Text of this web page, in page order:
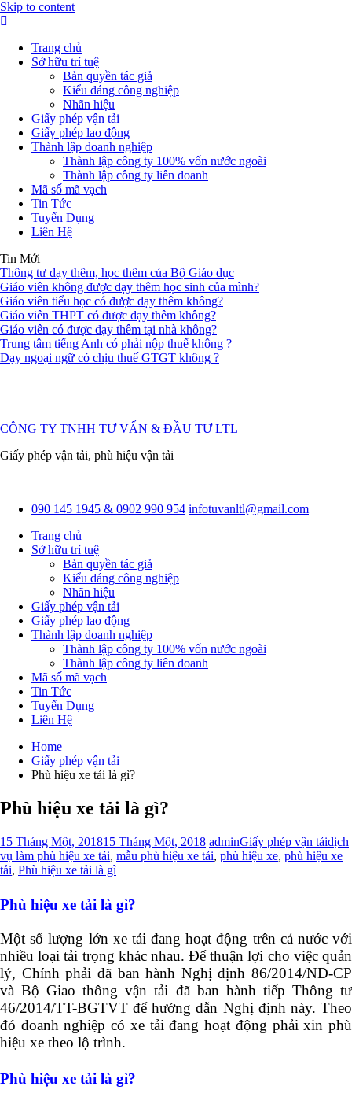
Skip to content
Trang chủ
Sở hữu trí tuệ
Bản quyền tác giả
Kiểu dáng công nghiệp
Nhãn hiệu
Giấy phép vận tải
Giấy phép lao động
Thành lập doanh nghiệp
Thành lập công ty 100% vốn nước ngoài
Thành lập công ty liên doanh
Mã số mã vạch
Tin Tức
Tuyển Dụng
Liên Hệ
Tin Mới
Thông tư dạy thêm, học thêm của Bộ Giáo dục
Giáo viên không được dạy thêm học sinh của mình?
Giáo viên tiểu học có được dạy thêm không?
Giáo viên THPT có được dạy thêm không?
Giáo viên có được dạy thêm tại nhà không?
Trung tâm tiếng Anh có phải nộp thuế không ?
Dạy ngoại ngữ có chịu thuế GTGT không ?
CÔNG TY TNHH TƯ VẤN & ĐẦU TƯ LTL
Giấy phép vận tải, phù hiệu vận tải
090 145 1945 & 0902 990 954 infotuvanltl@gmail.com
Trang chủ
Sở hữu trí tuệ
Bản quyền tác giả
Kiểu dáng công nghiệp
Nhãn hiệu
Giấy phép vận tải
Giấy phép lao động
Thành lập doanh nghiệp
Thành lập công ty 100% vốn nước ngoài
Thành lập công ty liên doanh
Mã số mã vạch
Tin Tức
Tuyển Dụng
Liên Hệ
Home
Giấy phép vận tải
Phù hiệu xe tải là gì?
Phù hiệu xe tải là gì?
15 Tháng Một, 201815 Tháng Một, 2018 adminGiấy phép vận tảidịch
vụ làm phù hiệu xe tải, mẫu phù hiệu xe tải, phù hiệu xe, phù hiệu xe
tải, Phù hiệu xe tải là gì
Phù hiệu xe tải là gì?
Một số lượng lớn xe tải đang hoạt động trên cả nước với
nhiều loại tải trọng khác nhau. Để thuận lợi cho việc quản
lý, Chính phải đã ban hành Nghị định 86/2014/NĐ-CP
và Bộ Giao thông vận tải đã ban hành tiếp Thông tư
46/2014/TT-BGTVT để hướng dẫn Nghị định này. Theo
đó doanh nghiệp có xe tải đang hoạt động phải xin phù
hiệu xe theo lộ trình.
Phù hiệu xe tải là gì?